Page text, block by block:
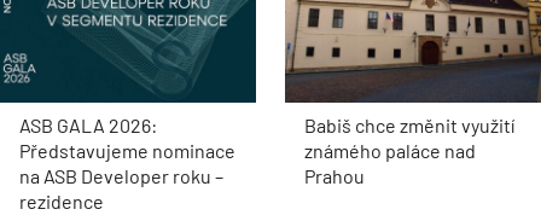
ASB GALA 2026:
Představujeme nominace
na ASB Developer roku –
rezidence
Babiš chce změnit využití
známého paláce nad
Prahou